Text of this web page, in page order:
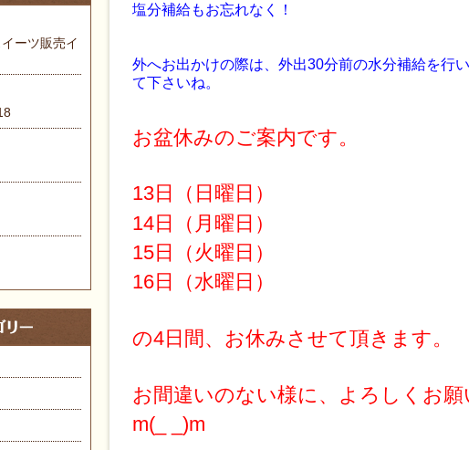
ーツ販売イ
塩分補給もお忘れなく！
外へお出かけの際は、外出30分前の水分補給を行
て下さいね。
お盆休みのご案内です。
13日（日曜日）
14日（月曜日）
15日（火曜日）
16日（水曜日）
の4日間、お休みさせて頂きます。
お間違いのない様に、よろしくお願
m(_ _)m